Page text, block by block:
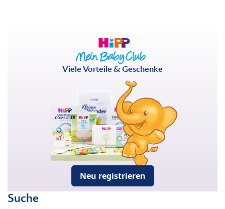
Viele Vorteile & Geschenke
Neu registrieren
Suche